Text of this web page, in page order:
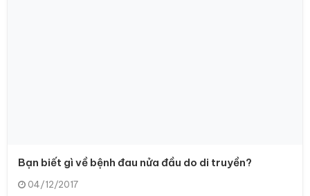
Bạn biết gì về bệnh đau nửa đầu do di truyền?
04/12/2017